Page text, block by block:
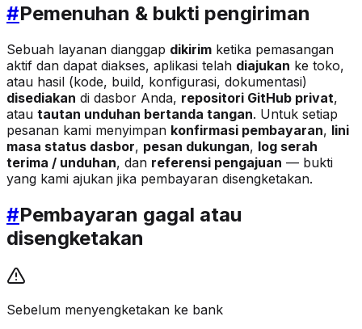
#Pemenuhan & bukti pengiriman
Sebuah layanan dianggap dikirim ketika pemasangan
aktif dan dapat diakses, aplikasi telah diajukan ke toko,
atau hasil (kode, build, konfigurasi, dokumentasi)
disediakan di dasbor Anda, repositori GitHub privat,
atau tautan unduhan bertanda tangan. Untuk setiap
pesanan kami menyimpan konfirmasi pembayaran, lini
masa status dasbor, pesan dukungan, log serah
terima / unduhan, dan referensi pengajuan — bukti
yang kami ajukan jika pembayaran disengketakan.
#Pembayaran gagal atau
disengketakan
Sebelum menyengketakan ke bank